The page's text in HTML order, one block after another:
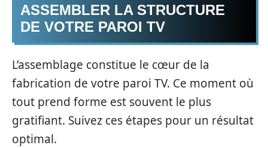
ASSEMBLER LA STRUCTURE
DE VOTRE PAROI TV
L’assemblage constitue le cœur de la
fabrication de votre paroi TV. Ce moment où
tout prend forme est souvent le plus
gratifiant. Suivez ces étapes pour un résultat
optimal.